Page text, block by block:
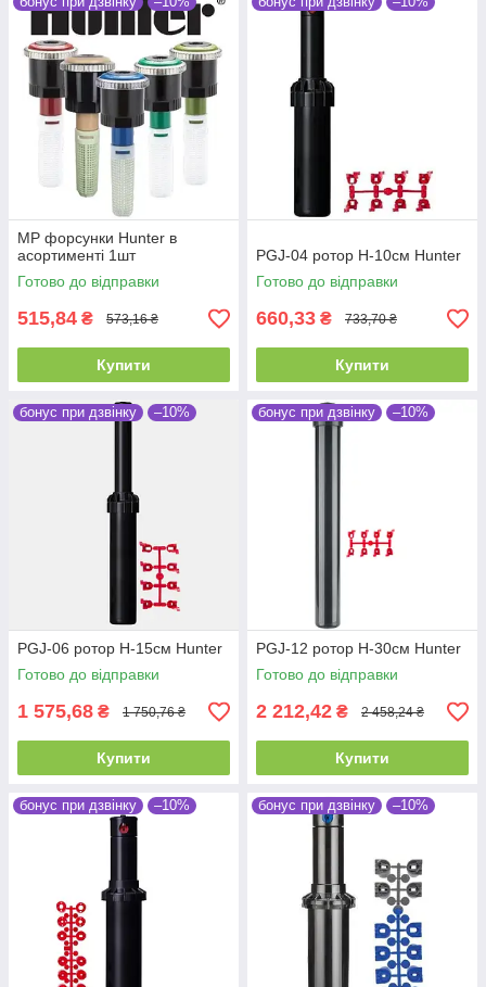
MP форсунки Hunter в
асортименті 1шт
Готово до відправки
515,84 ₴ 573,16 ₴
Купити
PGJ-04 ротор H-10см Hunter
Готово до відправки
660,33 ₴ 733,70 ₴
Купити
бонус при дзвінку –10%
PGJ-06 ротор H-15см Hunter
Готово до відправки
1 575,68 ₴ 1 750,76 ₴
Купити
бонус при дзвінку –10%
PGJ-12 ротор H-30см Hunter
Готово до відправки
2 212,42 ₴ 2 458,24 ₴
Купити
бонус при дзвінку –10% бонус при дзвінку –10%